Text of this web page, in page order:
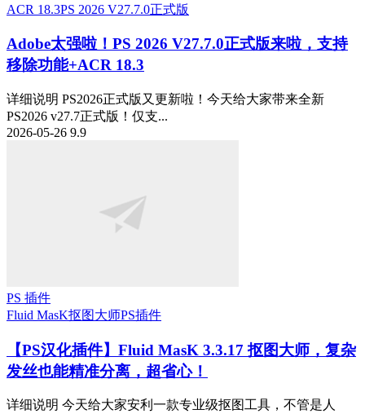
ACR 18.3PS 2026 V27.7.0正式版
Adobe太强啦！PS 2026 V27.7.0正式版来啦，支持
移除功能+ACR 18.3
详细说明 PS2026正式版又更新啦！今天给大家带来全新
PS2026 v27.7正式版！仅支...
2026-05-26 9.9
PS 插件
Fluid MasK抠图大师PS插件
【PS汉化插件】Fluid MasK 3.3.17 抠图大师，复杂
发丝也能精准分离，超省心！
详细说明 今天给大家安利一款专业级抠图工具，不管是人